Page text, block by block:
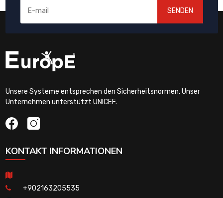
SENDEN
Unsere Systeme entsprechen den Sicherheitsnormen. Unser
Unternehmen unterstützt UNICEF.
KONTAKT INFORMATIONEN
+902163205535